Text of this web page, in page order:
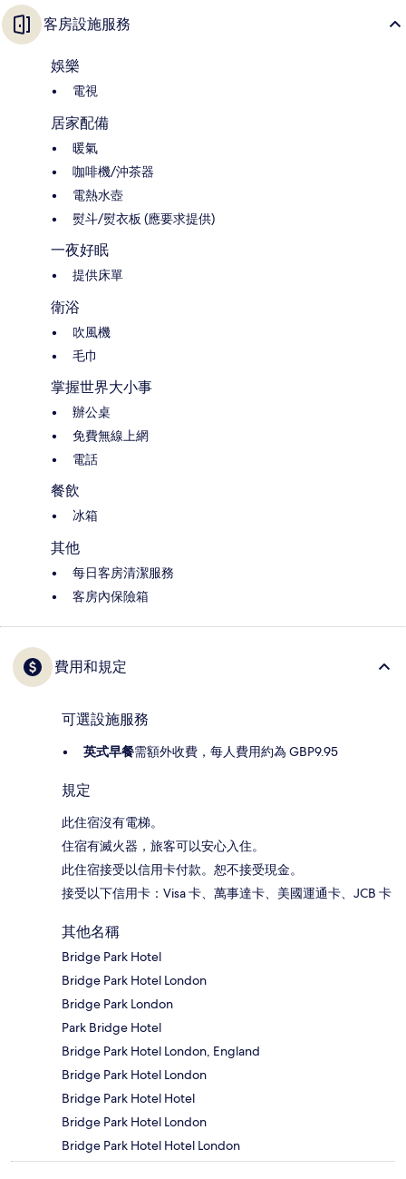
客房設施服務
娛樂
電視
居家配備
暖氣
咖啡機/沖茶器
電熱水壺
熨斗/熨衣板 (應要求提供)
一夜好眠
提供床單
衛浴
吹風機
毛巾
掌握世界大小事
辦公桌
免費無線上網
電話
餐飲
冰箱
其他
每日客房清潔服務
客房內保險箱
費用和規定
可選設施服務
英式早餐需額外收費，每人費用約為 GBP9.95
規定
此住宿沒有電梯。
住宿有滅火器，旅客可以安心入住。
此住宿接受以信用卡付款。恕不接受現金。
接受以下信用卡：Visa 卡、萬事達卡、美國運通卡、JCB 卡
其他名稱
Bridge Park Hotel
Bridge Park Hotel London
Bridge Park London
Park Bridge Hotel
Bridge Park Hotel London, England
Bridge Park Hotel London
Bridge Park Hotel Hotel
Bridge Park Hotel London
Bridge Park Hotel Hotel London